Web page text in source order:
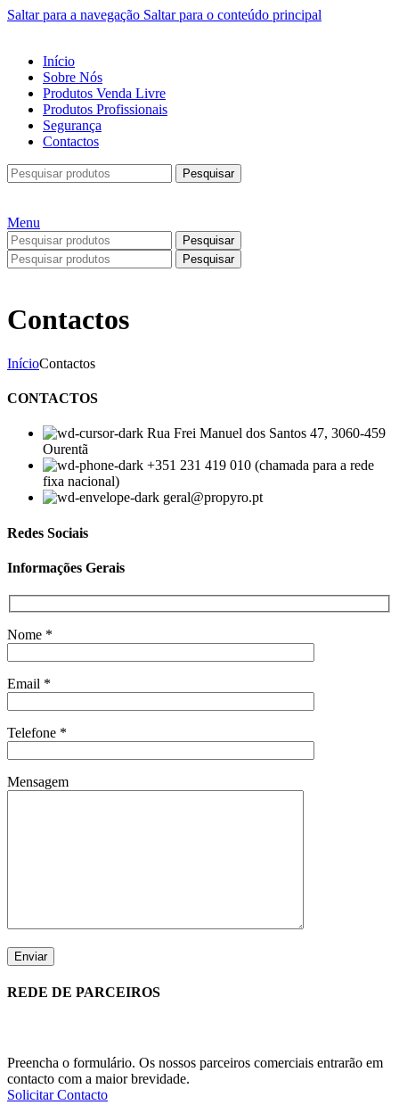
Saltar para a navegação Saltar para o conteúdo principal
Início
Sobre Nós
Produtos Venda Livre
Produtos Profissionais
Segurança
Contactos
Pesquisar
Menu
Pesquisar
Pesquisar
Contactos
InícioContactos
CONTACTOS
Rua Frei Manuel dos Santos 47, 3060-459
Ourentã
+351 231 419 010 (chamada para a rede
fixa nacional)
geral@propyro.pt
Redes Sociais
Informações Gerais
Nome *
Email *
Telefone *
Mensagem
REDE DE PARCEIROS
Preencha o formulário. Os nossos parceiros comerciais entrarão em
contacto com a maior brevidade.
Solicitar Contacto